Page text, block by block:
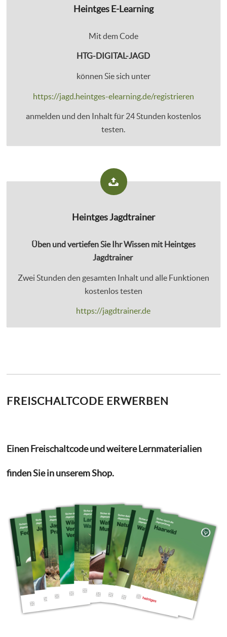
Heintges E-Learning
Mit dem Code
HTG-DIGITAL-JAGD
können Sie sich unter
https://jagd.heintges-elearning.de/registrieren
anmelden und den Inhalt für 24 Stunden kostenlos
testen.
Heintges Jagdtrainer
Üben und vertiefen Sie Ihr Wissen mit Heintges
Jagdtrainer
Zwei Stunden den gesamten Inhalt und alle Funktionen
kostenlos testen
https://jagdtrainer.de
FREISCHALTCODE ERWERBEN
Einen Freischaltcode und weitere Lernmaterialien
finden Sie in unserem Shop.